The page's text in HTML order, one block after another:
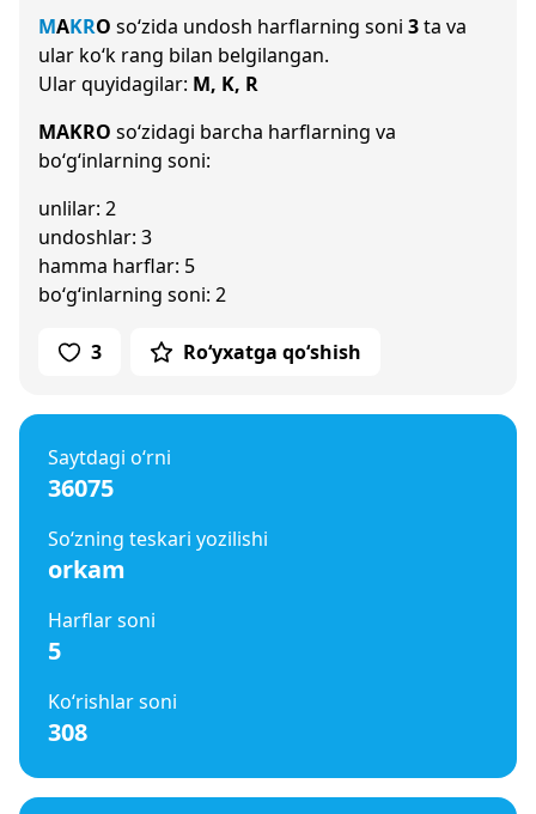
MAKRO so‘zida undosh harflarning soni 3ta va
ular ko‘k rang bilan belgilangan.
Ular quyidagilar: M, K, R
MAKRO so‘zidagi barcha harflarning va
bo‘g‘inlarning soni:
unlilar: 2
undoshlar: 3
hamma harflar: 5
bo‘g‘inlarning soni: 2
3 Ro‘yxatga qo‘shish
Saytdagi o‘rni
36075
So‘zning teskari yozilishi
orkam
Harflar soni
5
Ko‘rishlar soni
308